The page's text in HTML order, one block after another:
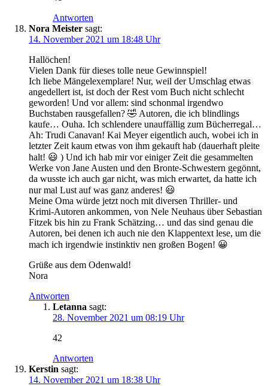
Antworten
Nora Meister sagt:
14. November 2021 um 18:48 Uhr
Hallöchen!
Vielen Dank für dieses tolle neue Gewinnspiel!
Ich liebe Mängelexemplare! Nur, weil der Umschlag etwas
angedellert ist, ist doch der Rest vom Buch nicht schlecht
geworden! Und vor allem: sind schonmal irgendwo
Buchstaben rausgefallen? 🤣 Autoren, die ich blindlings
kaufe… Ouha. Ich schlendere unauffällig zum Bücherregal…
Ah: Trudi Canavan! Kai Meyer eigentlich auch, wobei ich in
letzter Zeit kaum etwas von ihm gekauft hab (dauerhaft pleite
halt! 😃 ) Und ich hab mir vor einiger Zeit die gesammelten
Werke von Jane Austen und den Bronte-Schwestern gegönnt,
da wusste ich auch gar nicht, was mich erwartet, da hatte ich
nur mal Lust auf was ganz anderes! 😃
Meine Oma würde jetzt noch mit diversen Thriller- und
Krimi-Autoren ankommen, von Nele Neuhaus über Sebastian
Fitzek bis hin zu Frank Schätzing… und das sind genau die
Autoren, bei denen ich auch nie den Klappentext lese, um die
mach ich irgendwie instinktiv nen großen Bogen! 😀
Grüße aus dem Odenwald!
Nora
Antworten
Letanna sagt:
28. November 2021 um 08:19 Uhr
42
Antworten
Kerstin sagt:
14. November 2021 um 18:38 Uhr